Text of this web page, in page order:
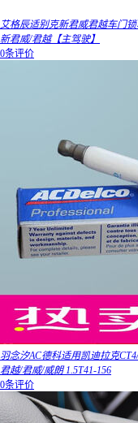
艾格辰适别克新君威君越车门
新君威/君越【主驾驶】
0条评价
羽念汐AC德科适用凯迪拉克
君越/君威/威朗 1.5T41-156
0条评价